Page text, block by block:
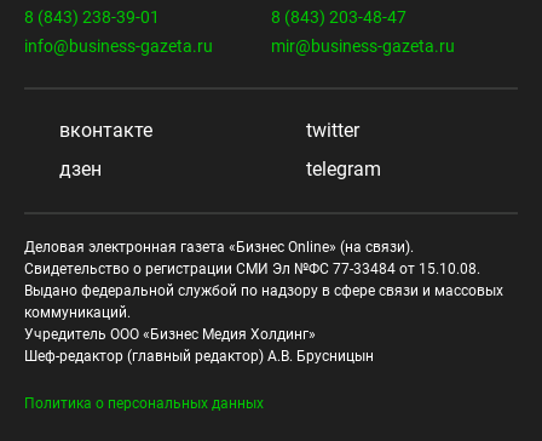
8 (843) 238-39-01
info@business-gazeta.ru
8 (843) 203-48-47
mir@business-gazeta.ru
вконтакте
twitter
дзен
telegram
Деловая электронная газета «Бизнес Online» (на связи).
Свидетельство о регистрации СМИ Эл №ФС 77-33484 от 15.10.08.
Выдано федеральной службой по надзору в сфере связи и массовых
коммуникаций.
Учредитель ООО «Бизнес Медия Холдинг»
Шеф-редактор (главный редактор) А.В. Брусницын
Политика о персональных данных